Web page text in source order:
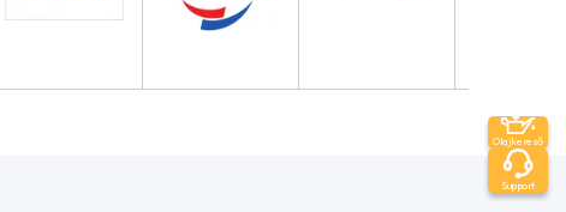
Olajkereső
Support